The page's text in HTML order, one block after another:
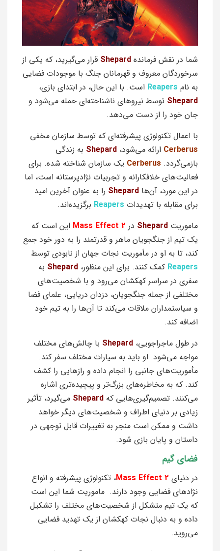
شما در نقش فرمانده Shepard قرار می‌گیرید، که یکی از
سرخوردگان معروف و قهرمانان جنگ با موجودات فضایی
به نام Reapers است. با این حال، در ابتدای بازی،
Shepard توسط نیروهای ناشناخته‌ای حمله می‌شود و
جان خود را از دست می‌دهد.
با اعمال تکنولوژی پیشرفته‌ای که توسط سازمان مخفی
Cerberus ارائه می‌شود، Shepard به زندگی
بازمی‌گردد. Cerberus یک سازمان شناخته شده. برای
فعالیت‌های خلافکارانه و تجربیات نژادپرستانه است، اما
در این مورد، آن‌ها Shepard را به عنوان آخرین امید
برای مقابله با تهدیدات Reapers برگزیده‌اند.
ماموریت Shepard در Mass Effect 2 این است که
یک تیم از جنگجویان ماهر و قدرتمند را به دور خود جمع
کند، تا به او در مأموریت نجات جهان از نابودی توسط
Reapers کمک کنند. برای این منظور، Shepard به
سفری در سراسر کهکشان می‌رود و با شخصیت‌های
مختلفی از جمله جنگجویان، دزدان دریایی، علمای فضا
و سیاستمداران ملاقات می‌کند تا آن‌ها را به تیم خود
اضافه کند.
در طول ماجراجویی، Shepard با چالش‌های مختلف
مواجه می‌شود. او باید به سیارات مختلف سفر کند.
مأموریت‌های جانبی را انجام داده و رازهایی را کشف
کند. که به مخاطره‌های بزرگ‌تر و پیچیده‌تری اشاره
می‌کنند. تصمیم‌گیری‌هایی که Shepard می‌گیرد، تأثیر
زیادی بر دنیای اطراف و شخصیت‌های دیگر خواهد
داشت و ممکن است منجر به تغییرات قابل توجهی در
داستان و پایان بازی شود.
فضای گیم
در دنیای Mass Effect 2، تکنولوژی پیشرفته و انواع
نژادهای فضایی وجود دارند. ماموریت شما این است
که یک تیم متشکل از شخصیت‌های مختلف را تشکیل
داده و به دنبال نجات کهکشان از یک تهدید فضایی
می‌روید.